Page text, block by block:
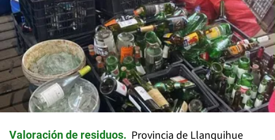
Valoración de residuos Provincia de Llanquihue